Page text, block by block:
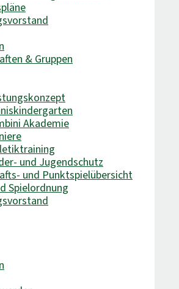
& Gruppen
Akademie
und Jugendschutz
und Punktspielübersicht
Spielordnung